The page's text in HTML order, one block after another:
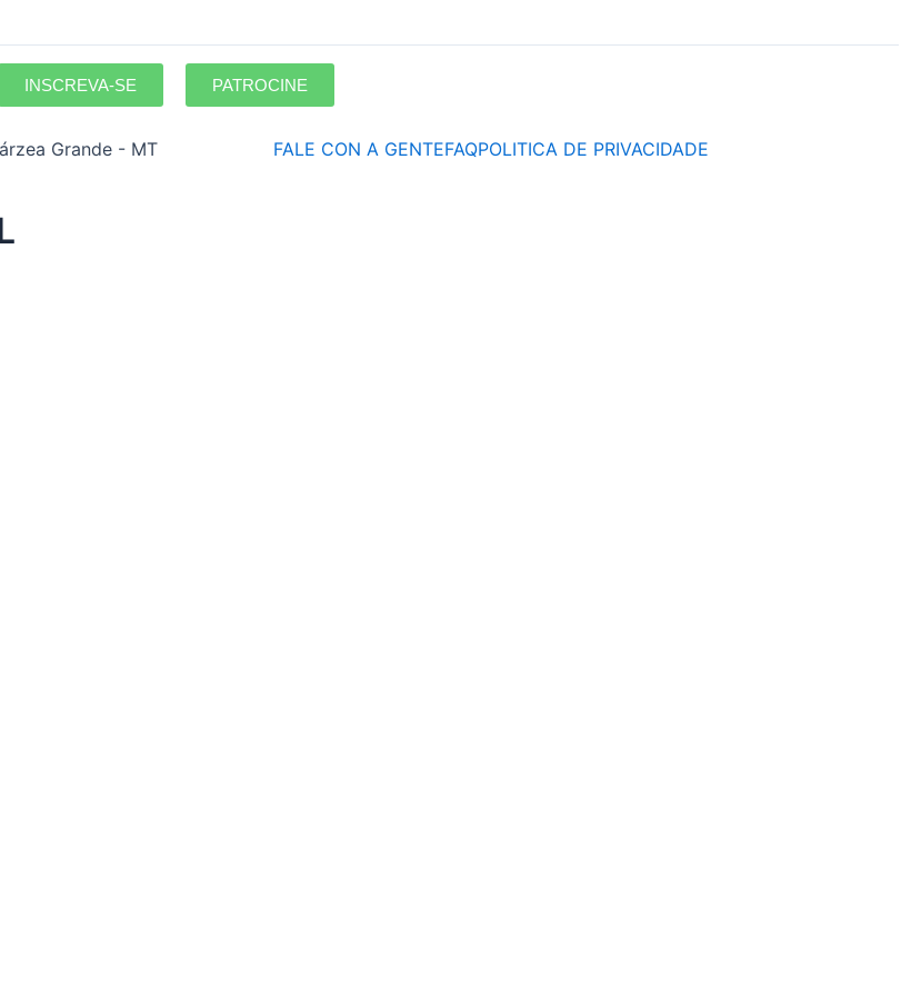
INSCREVA-SE PATROCINE
Grande - MT FALE CON A GENTEFAQPOLITICA DE PRIVACIDADE